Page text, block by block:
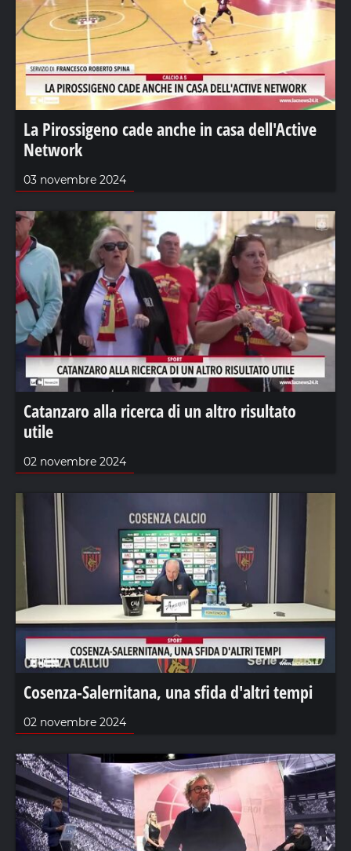
La Pirossigeno cade anche in casa dell'Active
Network
03 novembre 2024
Catanzaro alla ricerca di un altro risultato
utile
02 novembre 2024
Cosenza-Salernitana, una sfida d'altri tempi
02 novembre 2024